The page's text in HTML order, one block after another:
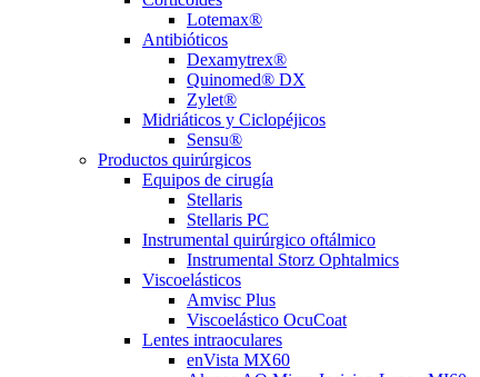
Lotemax®
Antibióticos
Dexamytrex®
Quinomed® DX
Zylet®
Midriáticos y Ciclopéjicos
Sensu®
Productos quirúrgicos
Equipos de cirugía
Stellaris
Stellaris PC
Instrumental quirúrgico oftálmico
Instrumental Storz Ophtalmics
Viscoelásticos
Amvisc Plus
Viscoelástico OcuCoat
Lentes intraoculares
enVista MX60